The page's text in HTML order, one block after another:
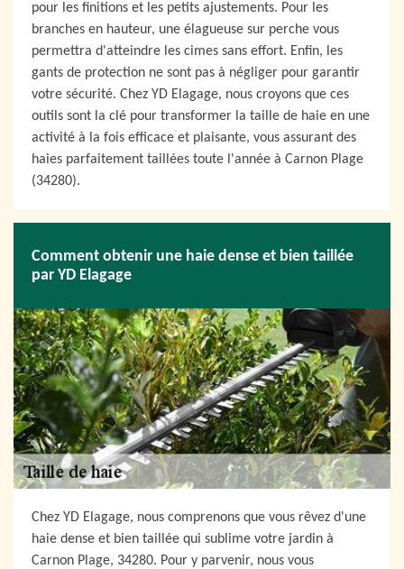
pour les finitions et les petits ajustements. Pour les
branches en hauteur, une élagueuse sur perche vous
permettra d'atteindre les cimes sans effort. Enfin, les
gants de protection ne sont pas à négliger pour garantir
votre sécurité. Chez YD Elagage, nous croyons que ces
outils sont la clé pour transformer la taille de haie en une
activité à la fois efficace et plaisante, vous assurant des
haies parfaitement taillées toute l'année à Carnon Plage
(34280).
Comment obtenir une haie dense et bien taillée
par YD Elagage
Chez YD Elagage, nous comprenons que vous rêvez d'une
haie dense et bien taillée qui sublime votre jardin à
Carnon Plage, 34280. Pour y parvenir, nous vous